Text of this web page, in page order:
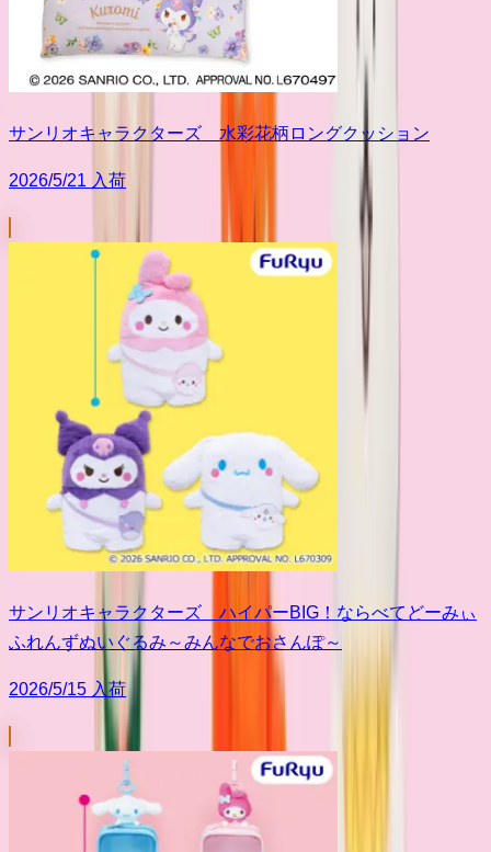
サンリオキャラクターズ 水彩花柄ロングクッション
2026/5/21 入荷
サンリオキャラクターズ ハイパーBIG！ならべてどーみぃ
ふれんずぬいぐるみ～みんなでおさんぽ～
2026/5/15 入荷